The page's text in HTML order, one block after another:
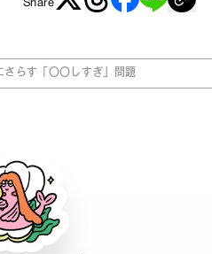
Share
さらす「〇〇しすぎ」問題